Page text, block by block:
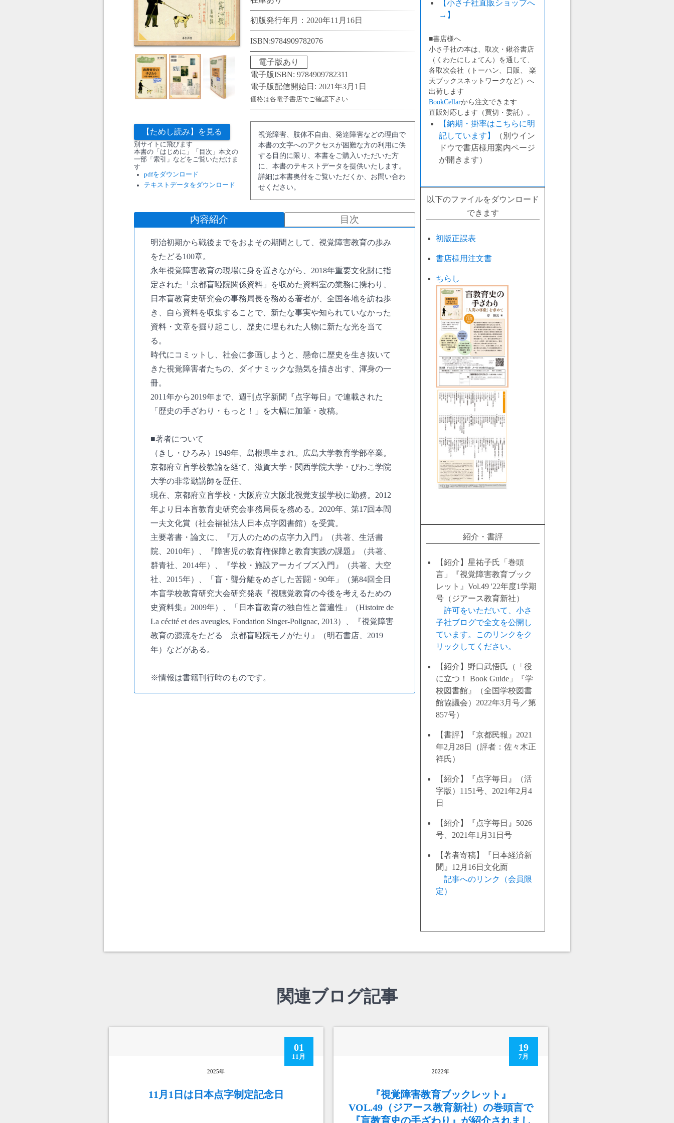
【ためし読み】を見る
別サイトに飛びます
本書の「はじめに」「目次」本文の
一部「索引」などをご覧いただけま
す
pdfをダウンロード
テキストデータをダウンロード
初版発行年月：2020年11月16日
ISBN:9784909782076
電子版あり
電子版ISBN: 9784909782311
電子版配信開始日: 2021年3月1日
価格は各電子書店でご確認下さい
視覚障害、肢体不自由、発達障害などの理由で
本書の文字へのアクセスが困難な方の利用に供
する目的に限り、本書をご購入いただいた方
に、本書のテキストデータを提供いたします。
詳細は本書奥付をご覧いただくか、お問い合わ
せください。
内容紹介 目次
明治初期から戦後までをおよその期間として、視覚障害教育の歩み
をたどる100章。
永年視覚障害教育の現場に身を置きながら、2018年重要文化財に指
定された「京都盲啞院関係資料」を収めた資料室の業務に携わり、
日本盲教育史研究会の事務局長を務める著者が、全国各地を訪ね歩
き、自ら資料を収集することで、新たな事実や知られていなかった
資料・文章を掘り起こし、歴史に埋もれた人物に新たな光を当て
る。
時代にコミットし、社会に参画しようと、懸命に歴史を生き抜いて
きた視覚障害者たちの、ダイナミックな熱気を描き出す、渾身の一
冊。
2011年から2019年まで、週刊点字新聞『点字毎日』で連載された
「歴史の手ざわり・もっと！」を大幅に加筆・改稿。
■著者について
（きし・ひろみ）1949年、島根県生まれ。広島大学教育学部卒業。
京都府立盲学校教諭を経て、滋賀大学・関西学院大学・びわこ学院
大学の非常勤講師を歴任。
現在、京都府立盲学校・大阪府立大阪北視覚支援学校に勤務。2012
年より日本盲教育史研究会事務局長を務める。2020年、第17回本間
一夫文化賞（社会福祉法人日本点字図書館）を受賞。
主要著書・論文に、『万人のための点字力入門』（共著、生活書
院、2010年）、『障害児の教育権保障と教育実践の課題』（共著、
群青社、2014年）、『学校・施設アーカイブズ入門』（共著、大空
社、2015年）、「盲・聾分離をめざした苦闘・90年」（第84回全日
本盲学校教育研究大会研究発表『視聴覚教育の今後を考えるための
史資料集』2009年）、「日本盲教育の独自性と普遍性」（Histoire de
La cécité et des aveugles, Fondation Singer-Polignac, 2013）、『視覚障害
教育の源流をたどる 京都盲啞院モノがたり』（明石書店、2019
年）などがある。
※情報は書籍刊行時のものです。
【小さ子社直販ショップへ
→】
■書店様へ
小さ子社の本は、取次・鍬谷書店
（くわたにしょてん）を通して、
各取次会社（トーハン、日販、 楽
天ブックスネットワークなど）へ
出荷します
BookCellarから注文できます
直販対応します（買切・委託）。
【納期・掛率はこちらに明
記しています】
（別ウイン
ドウで書店様用案内ページ
が開きます）
以下のファイルをダウンロード
できます
初版正誤表
書店様用注文書
ちらし
紹介・書評
【紹介】星祐子氏「巻頭
言」『視覚障害教育ブック
レット』Vol.49 '22年度1学期
号（ジアース教育新社）
許可をいただいて、小さ
子社ブログで全文を公開し
ています。このリンクをク
リックしてください。
【紹介】野口武悟氏（「役
に立つ！ Book Guide」『学
校図書館』（全国学校図書
館協議会）2022年3月号／第
857号）
【書評】『京都民報』2021
年2月28日（評者：佐々木正
祥氏）
【紹介】『点字毎日』（活
字版）1151号、2021年2月4
日
【紹介】『点字毎日』5026
号、2021年1月31日号
【著者寄稿】『日本経済新
聞』12月16日文化面
記事へのリンク（会員限
定）
関連ブログ記事
01
11月
2025年
11月1日は日本点字制定記念日
19
7月
2022年
『視覚障害教育ブックレット』
VOL.49（ジアース教育新社）の巻頭言で
『盲教育史の手ざわり』が紹介されまし